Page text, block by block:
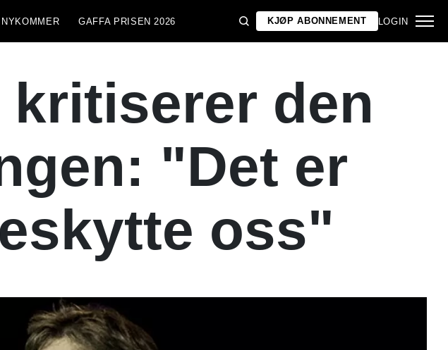
NYKOMMER GAFFA PRISEN 2026 KJØP ABONNEMENT LOGIN
kritiserer den
"Det er
oss"